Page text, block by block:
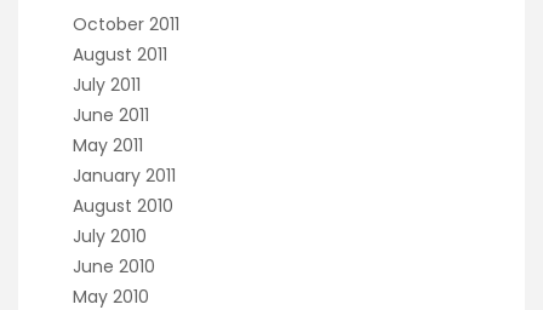
October 2011
August 2011
July 2011
June 2011
May 2011
January 2011
August 2010
July 2010
June 2010
May 2010